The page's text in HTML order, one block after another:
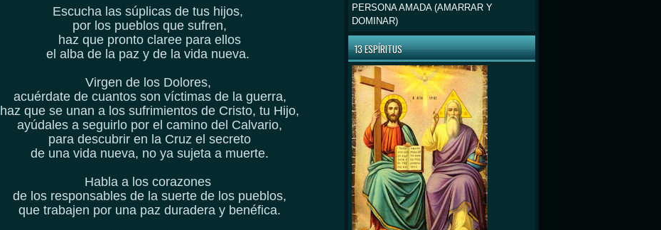
PERSONA AMADA (AMARRAR Y
DOMINAR)
13 ESPÍRITUS
Escucha las súplicas de tus hijos,
por los pueblos que sufren,
haz que pronto claree para ellos
el alba de la paz y de la vida nueva.
Virgen de los Dolores,
acuérdate de cuantos son víctimas de la guerra,
haz que se unan a los sufrimientos de Cristo, tu Hijo,
ayúdales a seguirlo por el camino del Calvario,
para descubrir en la Cruz el secreto
de una vida nueva, no ya sujeta a muerte.
Habla a los corazones
de los responsables de la suerte de los pueblos,
que trabajen por una paz duradera y benéfica.